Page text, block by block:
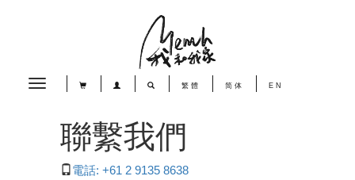
Toggle
繁體 简体 EN
聯繫我們
電話: +61 2 9135 8638